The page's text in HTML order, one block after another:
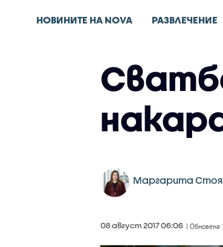
НОВИНИТЕ НА NOVA РАЗВЛЕЧЕНИЕ
Маргарита
08 август 2017 06:06 | Обновена